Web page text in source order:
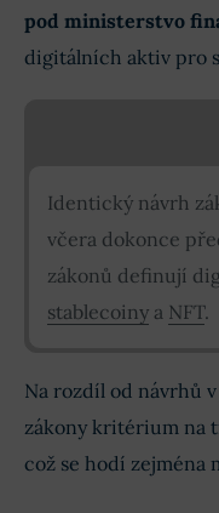
pod ministerstvo
digitálních aktiv pro
Identický návrh
včera dokonce
zákonů definují
stablecoiny a NFT.
Na rozdíl od návrhů
zákony kritérium na
což se hodí zejména